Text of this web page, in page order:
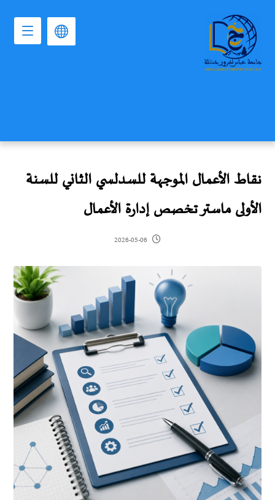
نقاط الأعمال الموجهة للسدلسي الثاني للسنة
الأولى ماستر تخصص إدارة الأعمال
2026-05-06